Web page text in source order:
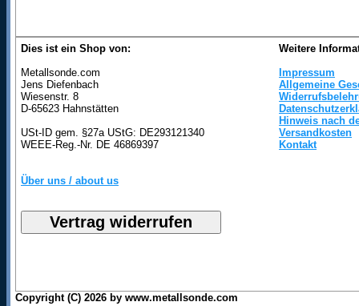
Dies ist ein Shop von:
Metallsonde.com
Jens Diefenbach
Wiesenstr. 8
D-65623 Hahnstätten
USt-ID gem. §27a UStG: DE293121340
WEEE-Reg.-Nr. DE 46869397
Über uns / about us
Weitere
Impressum
Allgemeine
Hinweis nach
Versandkosten
Kontakt
Copyright (C) 2026 by www.metallsonde.com